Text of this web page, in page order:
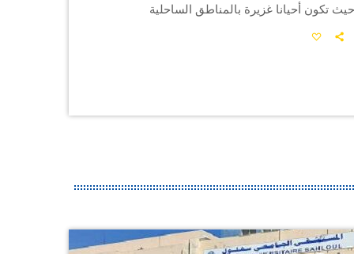
تكون أحيانا غزيرة بالمناطق الساحلية
الشرقي بالجنوب قوية نسبيا بالشمال